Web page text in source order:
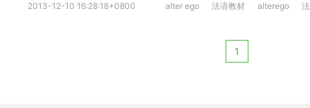
2013-12-10 16:28:18+0800 alter ego 法语教材 alterego
1